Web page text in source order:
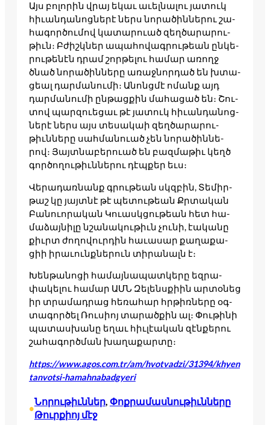
Այս բո­լորին վրայ եկաւ աւել­նա­լու յա­տուկ
հի­ւան­դա­նոց­նե­րէ ներս նո­րածին­նե­րու շա­
հագոր­ծումով կա­տարո­ւած զեղ­ծա­րարու­
թիւն։ Բժիշկներ ապա­հովագ­րութեան ըն­կե­
րու­թե­նէն դրամ շոր­թե­լու հա­մար առողջ
ծնած նո­րածին­նե­րը առաջ­նորդած են խտա­
ցեալ դար­մա­նու­մի։ Անոնցմէ ոմանք այդ
դար­մա­նու­մի ըն­թացքին մա­հացած են։ Շու­
տով պար­զո­ւեցաւ թէ յա­տուկ հի­ւան­դա­նոց­
նե­րէ ներս այս տե­սակաի զեղ­ծա­րարու­
թիւննե­րը սահ­մա­նուած չեն նո­րածին­նե­
րով։ Յայտնա­բերո­ւած են բազ­մա­թիւ կեղծ
գոր­ծո­ղու­թիւննե­րու դէպ­քեր եւս։
Վե­րադառ­նանք գրու­թեան սկզբին, Տե­միր­
թաշ կը յայտնէ թէ պե­տու­թեան Քրտա­կան
Բա­նուո­րական Կո­ւասկցու­թեան հետ հա­
մաձայ­նի­լը նշա­նակու­թիւն չու­նի, էակա­նը
քիւրտ ժո­ղովուրդին հա­ւասար քա­ղաքա­
ցիի իրա­ւունքնե­րուն տի­րանալն է։
Խեն­թա­նոցի հա­մայ­նա­պատ­կե­րը եզ­րա­
փակե­լու հա­մար ԱՄՆ Զե­լենսքիին ար­տօ­նեց
իր տրա­մադ­րաց հե­ռահար հրթիռ­նե­րը օգ­
տա­գոր­ծել Ռու­սիոյ տա­րած­քին ալ։ Փու­թի­նի
պա­տաս­խա­նը եղաւ հիւ­լէական զէն­քե­րու
շա­հագործման խա­ղաքար­տը։
https://www.agos.com.tr/am/hvotvadzi/31394/khyen
tanvotsi-hamahnabadgyeri
•
Նորութիւններ, Փոքրամասնութիւնները
Թուրքիոյ մէջ